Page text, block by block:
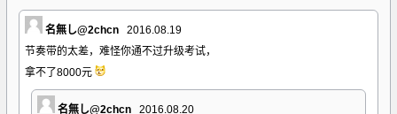
名無し@2chcn
2016.08.19
节奏带的太差，难怪你通不过升级考试，
拿不了8000元
名無し@2chcn
2016.08.20